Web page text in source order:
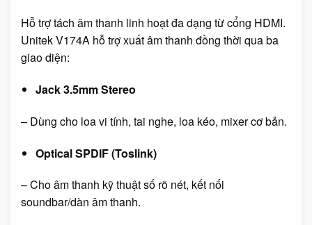
Hỗ trợ tách âm thanh linh hoạt đa dạng từ cổng HDMI.
Unitek V174A hỗ trợ xuất âm thanh đồng thời qua ba
giao diện:
Jack 3.5mm Stereo
– Dùng cho loa vi tính, tai nghe, loa kéo, mixer cơ bản.
Optical SPDIF (Toslink)
– Cho âm thanh kỹ thuật số rõ nét, kết nối
soundbar/dàn âm thanh.